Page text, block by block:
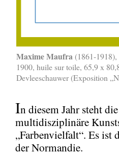
Maxime Maufra (1861-1918),
1900, huile sur toile, 65,9 x
Devleeschauwer (Exposition
In diesem Jahr steht
multidisziplinäre
„Farbenvielfalt“. Es ist
der Normandie.